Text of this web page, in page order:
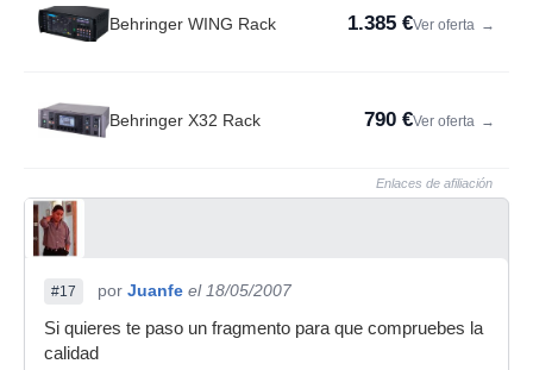
Behringer WING Rack 1.385 €Ver oferta →
Behringer X32 Rack 790 €Ver oferta →
Enlaces de afiliación
#17 por Juanfe el 18/05/2007
Si quieres te paso un fragmento para que compruebes la
calidad